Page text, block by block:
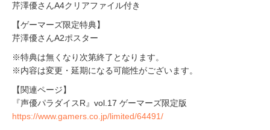
芹澤優さんA4クリアファイル付き
【ゲーマーズ限定特典】
芹澤優さんA2ポスター
※特典は無くなり次第終了となります。
※内容は変更・延期になる可能性がございます。
【関連ページ】
『声優パラダイスR』vol.17 ゲーマーズ限定版
https://www.gamers.co.jp/limited/64491/